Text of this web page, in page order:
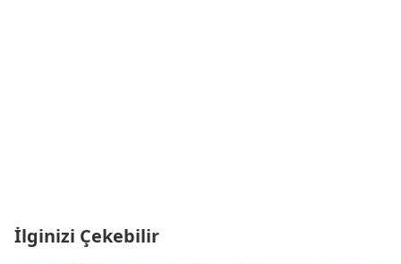
İlginizi Çekebilir